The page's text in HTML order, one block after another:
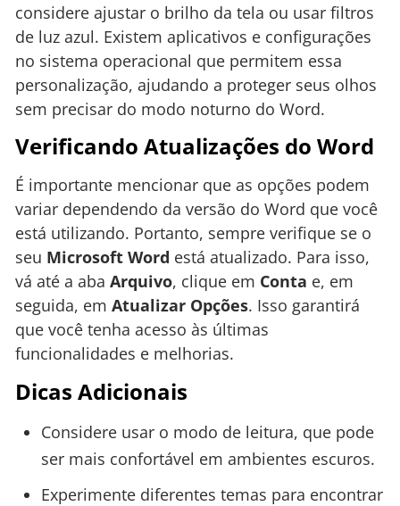
considere ajustar o brilho da tela ou usar filtros
de luz azul. Existem aplicativos e configurações
no sistema operacional que permitem essa
personalização, ajudando a proteger seus olhos
sem precisar do modo noturno do Word.
Verificando Atualizações do Word
É importante mencionar que as opções podem
variar dependendo da versão do Word que você
está utilizando. Portanto, sempre verifique se o
seu Microsoft Word está atualizado. Para isso,
vá até a aba Arquivo, clique em Conta e, em
seguida, em Atualizar Opções. Isso garantirá
que você tenha acesso às últimas
funcionalidades e melhorias.
Dicas Adicionais
Considere usar o modo de leitura, que pode
ser mais confortável em ambientes escuros.
Experimente diferentes temas para encontrar